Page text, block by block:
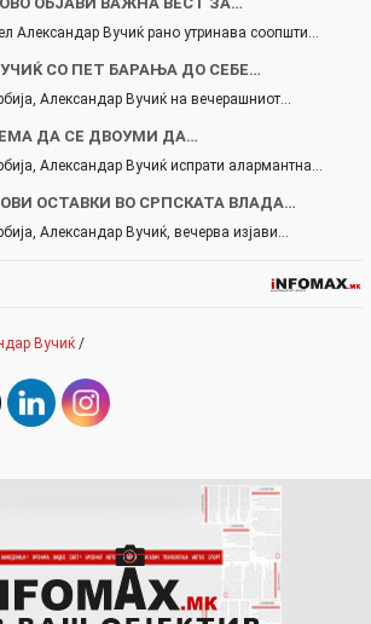
Александар Вучиќ рано утринава соопшти…
СО ПЕТ БАРАЊА ДО СЕБЕ…
Александар Вучиќ на вечерашниот…
ДА СЕ ДВОУМИ ДА…
Александар Вучиќ испрати алармантна…
ОСТАВКИ ВО СРПСКАТА ВЛАДА…
Александар Вучиќ, вечерва изјави…
Вучиќ /